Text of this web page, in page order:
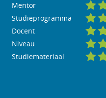
Mentor
Studieprogramma
Docent
Niveau
Studiemateriaal